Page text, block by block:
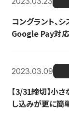
コングラント、
Google Pay対
2023.03.09
【3/31締切】小
し込みが更に簡